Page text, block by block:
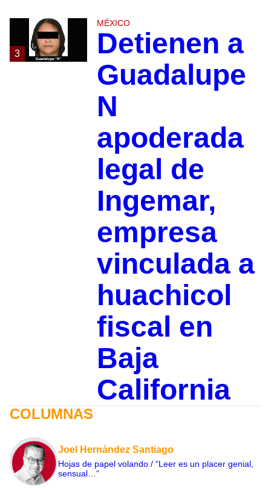
3
MÉXICO
Detienen a
Guadalupe
N
apoderada
legal de
Ingemar,
empresa
vinculada a
huachicol
fiscal en
Baja
California
COLUMNAS
Joel Hernández Santiago
Hojas de papel volando / “Leer es un placer genial,
sensual…”